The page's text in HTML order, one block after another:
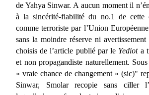
de Yahya Sinwar. A aucun moment il
à la sincérité-fiabilité du no.1 de cette
comme terroriste par l’Union
sans la moindre réserve ni avertissement
choisis de l’article publié par le Yediota
et non propagandiste naturellement.
« vraie chance de changement » (sic)"
Sinwar, Smolar recopie sans ciller